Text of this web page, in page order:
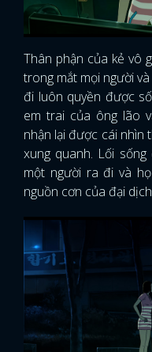
Thân phận của kẻ vô
trong mắt mọi người
đi luôn quyền được
em trai của ông lão
nhận lại được cái nhìn
xung quanh. Lối
một người ra đi và
nguồn cơn của đại